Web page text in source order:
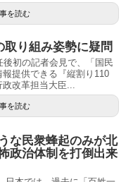
を読む
取り組み姿勢に疑問
初の記者会見で、「国民
提供できる『縦割り110
改革担当大臣...
を読む
な民衆蜂起のみが北
政治体制を打倒出来